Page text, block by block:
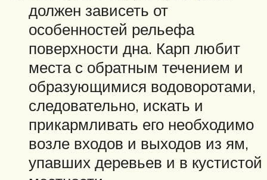
должен зависеть от
особенностей рельефа
поверхности дна. Карп любит
места с обратным течением и
образующимися водоворотами,
следовательно, искать и
прикармливать его необходимо
возле входов и выходов из ям,
упавших деревьев и в кустистой